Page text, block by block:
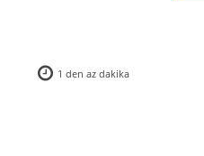
1 den az dakika